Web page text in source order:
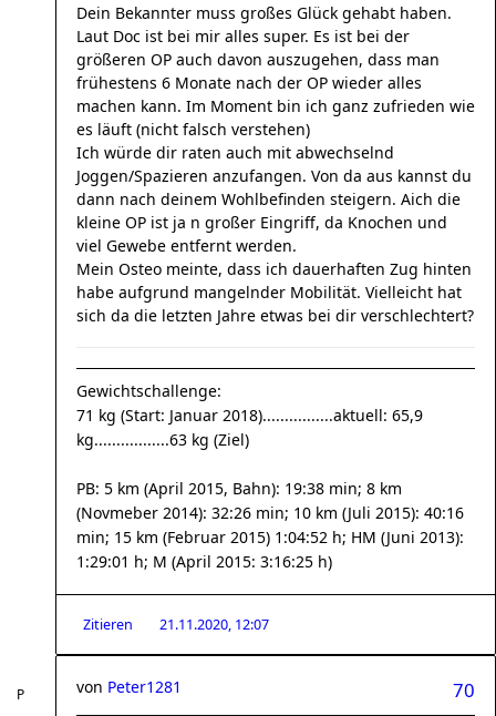
Dein Bekannter muss großes Glück gehabt haben.
Laut Doc ist bei mir alles super. Es ist bei der
größeren OP auch davon auszugehen, dass man
frühestens 6 Monate nach der OP wieder alles
machen kann. Im Moment bin ich ganz zufrieden wie
es läuft (nicht falsch verstehen)
Ich würde dir raten auch mit abwechselnd
Joggen/Spazieren anzufangen. Von da aus kannst du
dann nach deinem Wohlbefinden steigern. Aich die
kleine OP ist ja n großer Eingriff, da Knochen und
viel Gewebe entfernt werden.
Mein Osteo meinte, dass ich dauerhaften Zug hinten
habe aufgrund mangelnder Mobilität. Vielleicht hat
sich da die letzten Jahre etwas bei dir verschlechtert?
Gewichtschallenge:
71 kg (Start: Januar 2018)................aktuell: 65,9
kg.................63 kg (Ziel)
PB: 5 km (April 2015, Bahn): 19:38 min; 8 km
(Novmeber 2014): 32:26 min; 10 km (Juli 2015): 40:16
min; 15 km (Februar 2015) 1:04:52 h; HM (Juni 2013):
1:29:01 h; M (April 2015: 3:16:25 h)
Zitieren 21.11.2020, 12:07
70
von Peter1281